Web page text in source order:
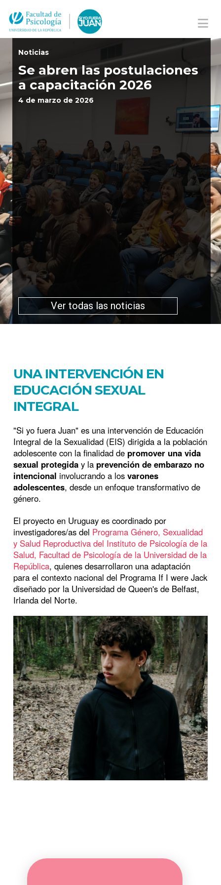
Noticias
Se abren las postulaciones
a capacitación 2026
4 de marzo de 2026
Ver todas las noticias
UNA INTERVENCIÓN EN
EDUCACIÓN SEXUAL
INTEGRAL
"Si yo fuera Juan" es una intervención de Educación
Integral de la Sexualidad (EIS) dirigida a la población
adolescente con la finalidad de promover una vida
sexual protegiday la prevención de embarazo no
intencional involucrando a los varones
adolescentes, desde un enfoque transformativo de
género.
El proyecto en Uruguay es coordinado por
investigadores/as del Programa Género, Sexualidad
y Salud Reproductiva del Instituto de Psicología de la
Salud, Facultad de Psicología de la Universidad de la
República, quienes desarrollaron una adaptación
para el contexto nacional del Programa If I were Jack
diseñado por la Universidad de Queen's de Belfast,
Irlanda del Norte.